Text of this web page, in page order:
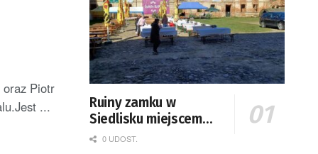
oraz Piotr
...
Ruiny zamku w
Siedlisku miejscem
święta plonów
0 UDOST.